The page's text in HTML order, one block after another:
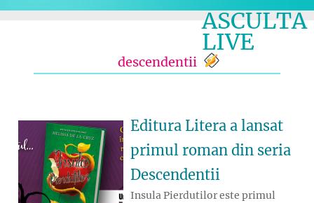
ASCULTA
LIVE
descendentii
Editura Litera a lansat
primul roman din seria
Descendentii
Insula Pierdutilor este primul